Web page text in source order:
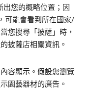
出您的概略位置；因
可能會看到所在國家/
您搜尋「披薩」時，
披薩店相關資訊。
容顯示。假設您瀏覽
園藝器材的廣告。